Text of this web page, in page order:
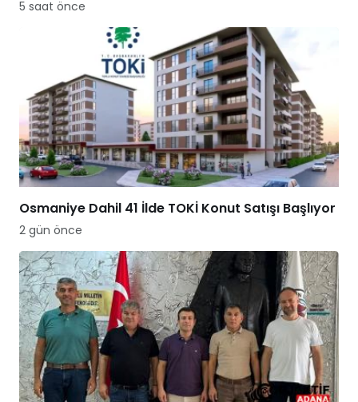
5 saat önce
Osmaniye Dahil 41 İlde TOKİ Konut Satışı Başlıyor
2 gün önce